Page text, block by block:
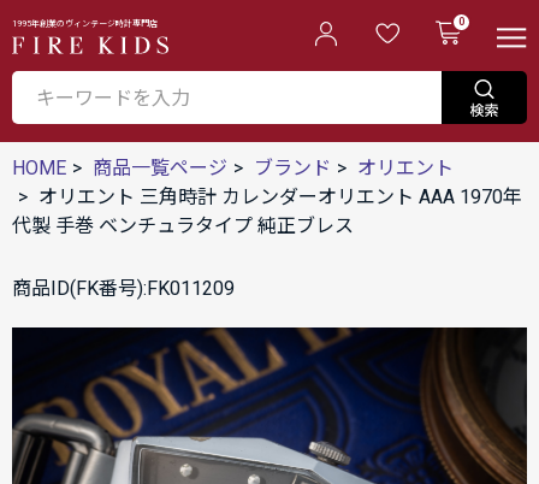
1995年創業のヴィンテージ時計専門店 0
HOME 商品一覧ページ ブランド
オリエント
オリエント 三角時計 カレンダーオリエント AAA 1970年
代製 手巻 ベンチュラタイプ 純正ブレス
商品ID(FK番号):FK011209